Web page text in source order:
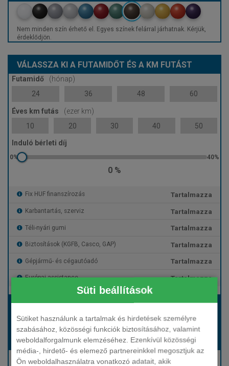
Süti beállítások
Sütiket használunk a tartalmak és hirdetések személyre
szabásához, közösségi funkciók biztosításához, valamint
weboldalforgalmunk elemzéséhez. Ezenkívül közösségi
média-, hirdető- és elemező partnereinkkel megosztjuk az
Ön weboldalhasználatra vonatkozó adatait, akik
Nem minden szín érhető el. Egyes színek felárral járhatnak. Kérjük,
érdeklődjön.
VÁLASSZA KI A FUTAMIDŐT ÉS A KM FUTÁST
Futamidő
(hónap)
24
36 48 60
Éves km futás
(ezer km)
10
20 30 40 50
Induló bérleti díj
0 %
Fix HUF finanszírozás Tartalmazza
Karbantartás, szerviz Tartalmazza
Téli-nyári gumi Tartalmazza
Biztosítások (KGFB, Casco, GAP) Tartalmazza
Gépjármű- és cégautóadó Tartalmazza
Európai assistance Tartalmazza
Bérleti díj:
Hívjon bennünket!
Induló bérleti díj: Hívjon bennünket!
Hívjon: +36 1 888 0088